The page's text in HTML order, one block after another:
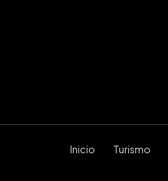
Inicio Turismo